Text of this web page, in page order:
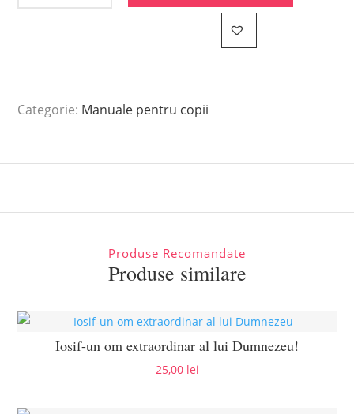
Categorie: Manuale pentru copii
Produse Recomandate
Produse similare
Iosif-un om extraordinar al lui Dumnezeu!
25,00 lei